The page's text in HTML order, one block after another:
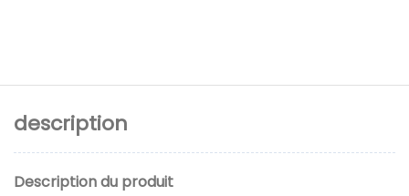
description
Description du produit